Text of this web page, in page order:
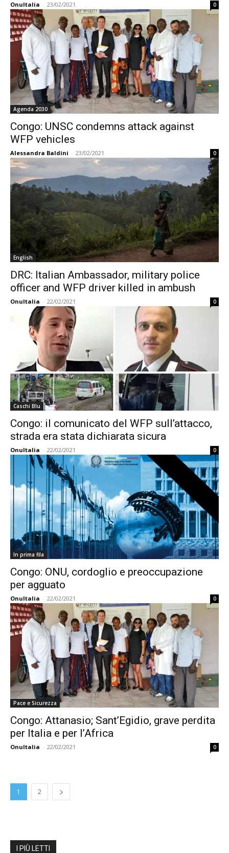
OnuItalia - 23/02/2021 0
Agenda 2030
Congo: UNSC condemns attack against
WFP vehicles
Alessandra Baldini - 23/02/2021 0
English
DRC: Italian Ambassador, military police
officer and WFP driver killed in ambush
OnuItalia - 22/02/2021 0
Caschi Blu
Congo: il comunicato del WFP sull’attacco,
strada era stata dichiarata sicura
OnuItalia - 22/02/2021 0
In prima fila
Congo: ONU, cordoglio e preoccupazione
per agguato
OnuItalia - 22/02/2021 0
Pace e Sicurezza
Congo: Attanasio; Sant’Egidio, grave perdita
per Italia e per l’Africa
OnuItalia - 22/02/2021 0
1 2
I PIÙ LETTI